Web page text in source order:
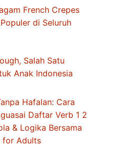
French Crepes
di Seluruh
Salah Satu
Anak Indonesia
Hafalan: Cara
Daftar Verb 1 2
& Logika Bersama
for Adults